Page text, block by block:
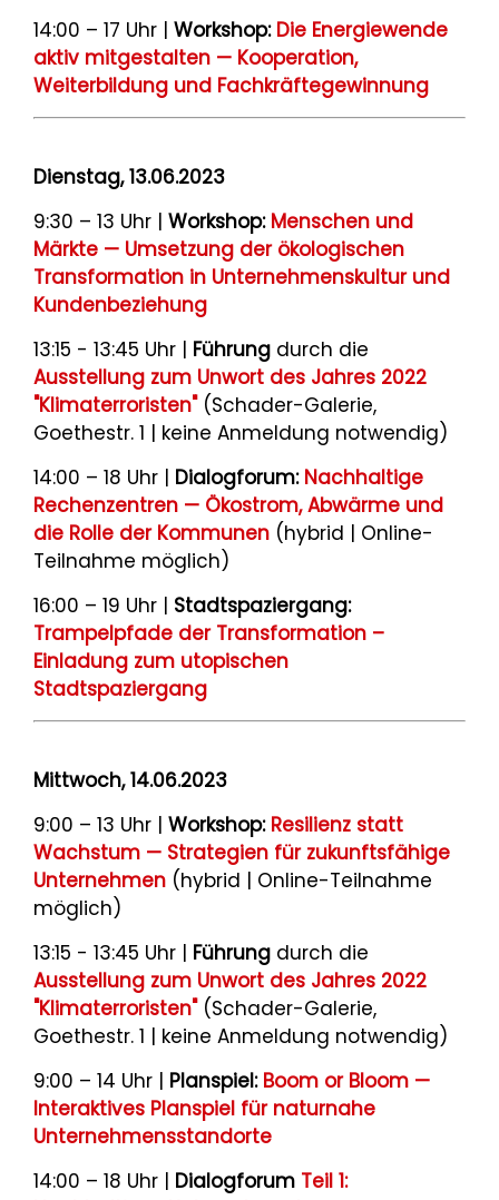
14:00 – 17 Uhr | Workshop: Die Energiewende
aktiv mitgestalten — Kooperation,
Weiterbildung und Fachkräftegewinnung
Dienstag, 13.06.2023
9:30 – 13 Uhr | Workshop: Menschen und
Märkte — Umsetzung der ökologischen
Transformation in Unternehmenskultur und
Kundenbeziehung
13:15 - 13:45 Uhr | Führung durch die
Ausstellung zum Unwort des Jahres 2022
"Klimaterroristen" (Schader-Galerie,
Goethestr. 1 | keine Anmeldung notwendig)
14:00 – 18 Uhr | Dialogforum: Nachhaltige
Rechenzentren — Ökostrom, Abwärme und
die Rolle der Kommunen (hybrid | Online-
Teilnahme möglich)
16:00 – 19 Uhr | Stadtspaziergang:
Trampelpfade der Transformation –
Einladung zum utopischen
Stadtspaziergang
Mittwoch, 14.06.2023
9:00 – 13 Uhr | Workshop: Resilienz statt
Wachstum — Strategien für zukunftsfähige
Unternehmen (hybrid | Online-Teilnahme
möglich)
13:15 - 13:45 Uhr | Führung durch die
Ausstellung zum Unwort des Jahres 2022
"Klimaterroristen" (Schader-Galerie,
Goethestr. 1 | keine Anmeldung notwendig)
9:00 – 14 Uhr | Planspiel: Boom or Bloom —
Interaktives Planspiel für naturnahe
Unternehmensstandorte
14:00 – 18 Uhr | Dialogforum Teil 1: